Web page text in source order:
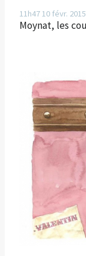
11h4710 févr. 2015
Moynat, les